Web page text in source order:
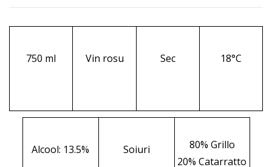
prețuri:
210.00 lei
la
491.00 lei
750 ml Vin rosu Sec 18°C
Alcool: 13.5% Soiuri
80% Grillo
20% Catarratto